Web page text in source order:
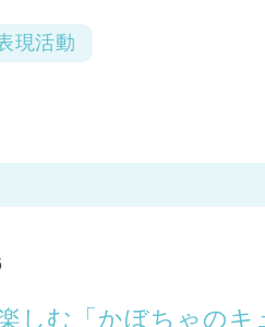
現活動
しむ「かぼちゃのキ